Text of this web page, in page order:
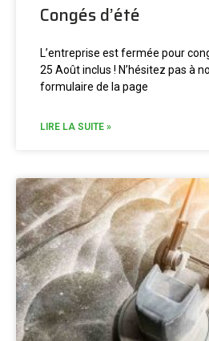
Congés d’été
L’entreprise est fermée pour
25 Août inclus ! N’hésitez pas à
formulaire de la page
LIRE LA SUITE »